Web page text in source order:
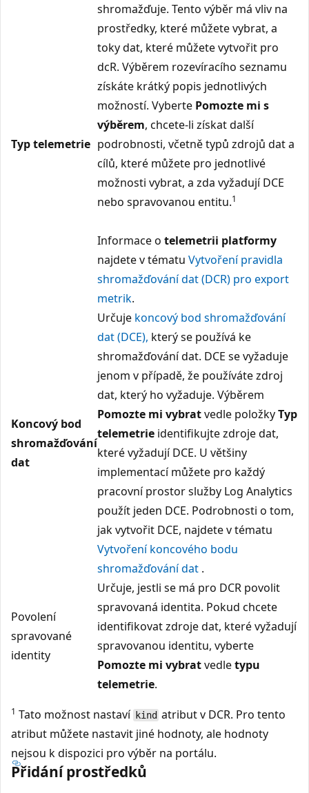
Typ telemetrie
shromažďuje. Tento výběr má vliv na
prostředky, které můžete vybrat, a
toky dat, které můžete vytvořit pro
dcR. Výběrem rozevíracího seznamu
získáte krátký popis jednotlivých
možností. Vyberte Pomozte mi s
výběrem, chcete-li získat další
podrobnosti, včetně typů zdrojů dat a
cílů, které můžete pro jednotlivé
možnosti vybrat, a zda vyžadují DCE
nebo spravovanou entitu.1
Informace o telemetrii platformy
najdete v tématu Vytvoření pravidla
shromažďování dat (DCR) pro export
metrik.
Koncový bod
shromažďování
dat
Určuje koncový bod shromažďování
dat (DCE), který se používá ke
shromažďování dat. DCE se vyžaduje
jenom v případě, že používáte zdroj
dat, který ho vyžaduje. Výběrem
Pomozte mi vybratvedle položkyTyp
telemetrie identifikujte zdroje dat,
které vyžadují DCE. U většiny
implementací můžete pro každý
pracovní prostor služby Log Analytics
použít jeden DCE. Podrobnosti o tom,
jak vytvořit DCE, najdete v tématu
Vytvoření koncového bodu
shromažďování dat .
Povolení
spravované
identity
Určuje, jestli se má pro DCR povolit
spravovaná identita. Pokud chcete
identifikovat zdroje dat, které vyžadují
spravovanou identitu, vyberte
Pomozte mi vybratvedletypu
telemetrie.
1 Tato možnost nastaví kind atribut v DCR. Pro tento
atribut můžete nastavit jiné hodnoty, ale hodnoty
nejsou k dispozici pro výběr na portálu.
Přidání prostředků